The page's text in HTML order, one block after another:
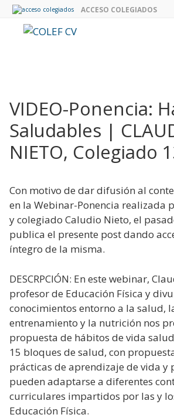
Saltar
contenido
ACCESO COLEGIADOS
VIDEO-Ponencia:
Saludables |
NIETO, Colegiado
Con motivo de dar difusión al
en la Webinar-Ponencia realizada
y colegiado Caludio Nieto, el
publica el presente post dando
íntegro de la misma.
DESCRPCIÓN: En este webinar,
profesor de Educación Física y
conocimientos entorno a la salud,
entrenamiento y la nutrición nos
propuesta de hábitos de vida
15 bloques de salud, con
prácticas de aprendizaje de vida y
pueden adaptarse a diferentes
curriculares impartidos por las y
Educación Física.